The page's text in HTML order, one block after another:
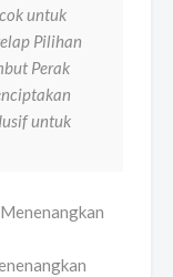
untuk
Pilihan
Perak
untuk